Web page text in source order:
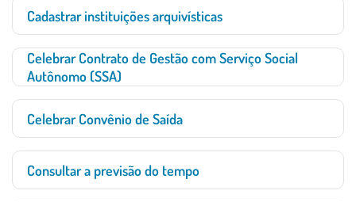
Cadastrar instituições arquivísticas
Celebrar Contrato de Gestão com Serviço Social
Autônomo (SSA)
Celebrar Convênio de Saída
Consultar a previsão do tempo